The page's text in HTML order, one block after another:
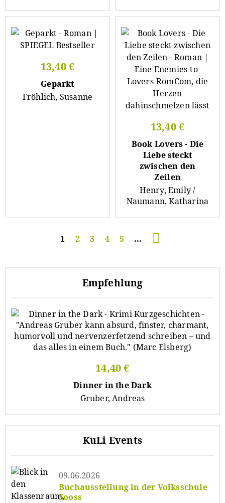
13,40 €
Geparkt
Fröhlich, Susanne
13,40 €
Book Lovers - Die
Liebe steckt
zwischen den
Zeilen
Henry, Emily /
Naumann, Katharina
Seitennummerierung
Aktuelle
1 Seite
2 Seite
3 Seite
4 Seite
5 …
Empfehlung
14,40 €
Dinner in the Dark
Gruber, Andreas
KuLi Events
Buchausstellung in der Volksschule
Sooss
09.06.2026